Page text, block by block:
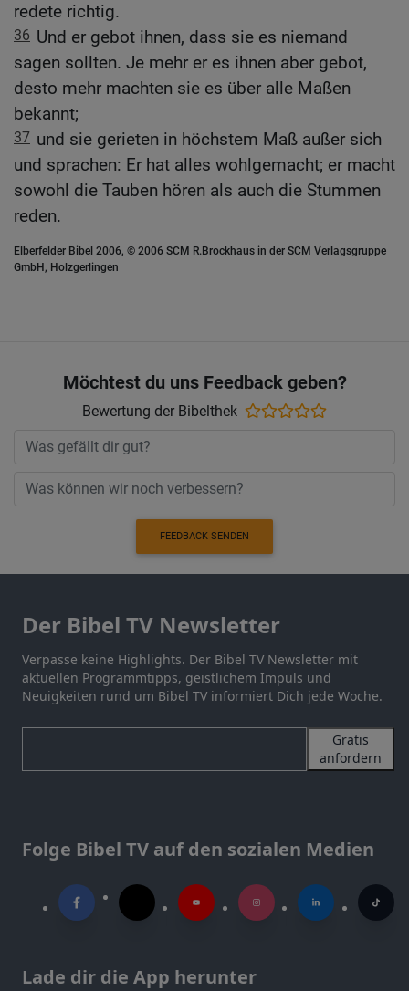
redete richtig.
36 Und er gebot ihnen, dass sie es niemand
sagen sollten. Je mehr er es ihnen aber gebot,
desto mehr machten sie es über alle Maßen
bekannt;
37 und sie gerieten in höchstem Maß außer sich
und sprachen: Er hat alles wohlgemacht; er macht
sowohl die Tauben hören als auch die Stummen
reden.
Elberfelder Bibel 2006, © 2006 SCM R.Brockhaus in der SCM Verlagsgruppe
GmbH, Holzgerlingen
Möchtest du uns Feedback geben?
Bewertung der Bibelthek
FEEDBACK SENDEN
Der Bibel TV Newsletter
Verpasse keine Highlights. Der Bibel TV Newsletter mit
aktuellen Programmtipps, geistlichem Impuls und
Neuigkeiten rund um Bibel TV informiert Dich jede Woche.
Gratis
anfordern
Folge Bibel TV auf den sozialen Medien
Lade dir die App herunter